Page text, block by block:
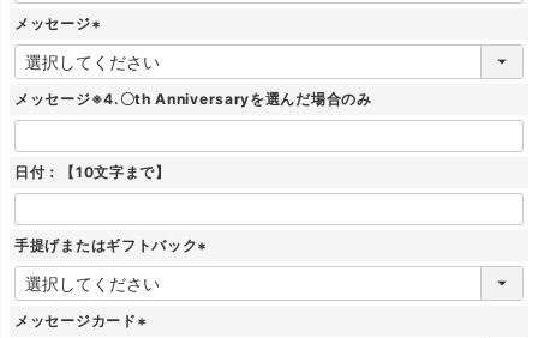
メッセージ
(
必
須
メッセージ※4.〇th Anniversaryを選んだ場合のみ
日付：【10文字まで】
手提げまたはギフトバック
(
メッセージカード